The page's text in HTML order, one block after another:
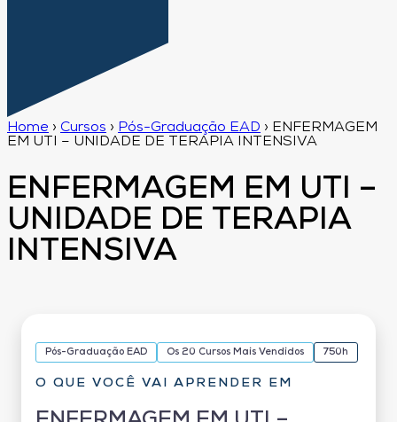
Home › Cursos › Pós-Graduação EAD › ENFERMAGEM
EM UTI – UNIDADE DE TERAPIA INTENSIVA
ENFERMAGEM EM UTI –
UNIDADE DE TERAPIA
INTENSIVA
Pós-Graduação EAD Os 20 Cursos Mais Vendidos 750h
O QUE VOCÊ VAI APRENDER EM